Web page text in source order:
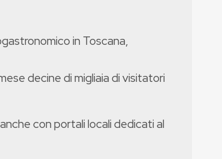
in Toscana,
decine di migliaia di visitatori
con portali locali dedicati al